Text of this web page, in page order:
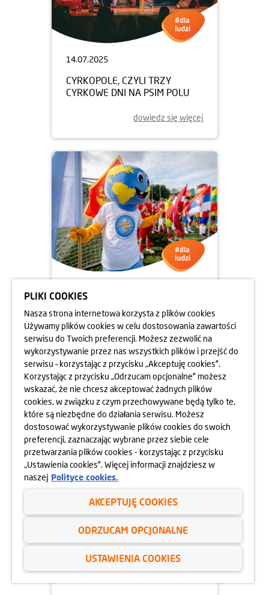
SPRZĄTANIE RZEKI... Z KAJAKA!
14.07.2025
CYRKOPOLE, CZYLI TRZY
CYRKOWE DNI NA PSIM POLU
dowiedz się więcej
03.07.2025
X MISTRZOSTWA ŚWIATA DZIECI
Z DOMÓW DZIECKA
W PIŁCE NOŻNEJ
dowiedz się więcej
PLIKI COOKIES
Nasza strona internetowa korzysta z plików cookies
Używamy plików cookies w celu dostosowania zawartości
serwisu do Twoich preferencji. Możesz zezwolić na
wykorzystywanie przez nas wszystkich plików i przejść do
serwisu – korzystając z przycisku „Akceptuję cookies”.
Korzystając z przycisku „Odrzucam opcjonalne” możesz
wskazać, że nie chcesz akceptować żadnych plików
cookies, w związku z czym przechowywane będą tylko te,
które są niezbędne do działania serwisu. Możesz
dostosować wykorzystywanie plików cookies do swoich
preferencji, zaznaczając wybrane przez siebie cele
przetwarzania plików cookies - korzystając z przycisku
„Ustawienia cookies”. Więcej informacji znajdziesz w
naszej Polityce cookies.
AKCEPTUJĘ COOKIES
ODRZUCAM OPCJONALNE
USTAWIENIA COOKIES